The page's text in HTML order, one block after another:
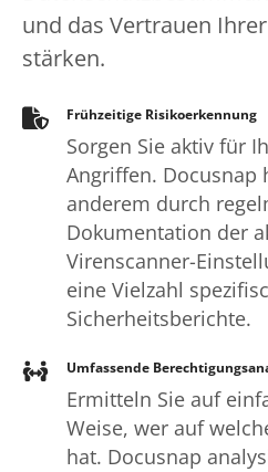
und das Vertrauen
stärken.
Frühzeitige Risikoerkennung
Sorgen Sie aktiv für
Angriffen. Docusnap
anderem durch
Dokumentation der
Virenscanner-
eine Vielzahl
Sicherheitsberichte.
Umfassende
Ermitteln Sie auf
Weise, wer auf
hat. Docusnap